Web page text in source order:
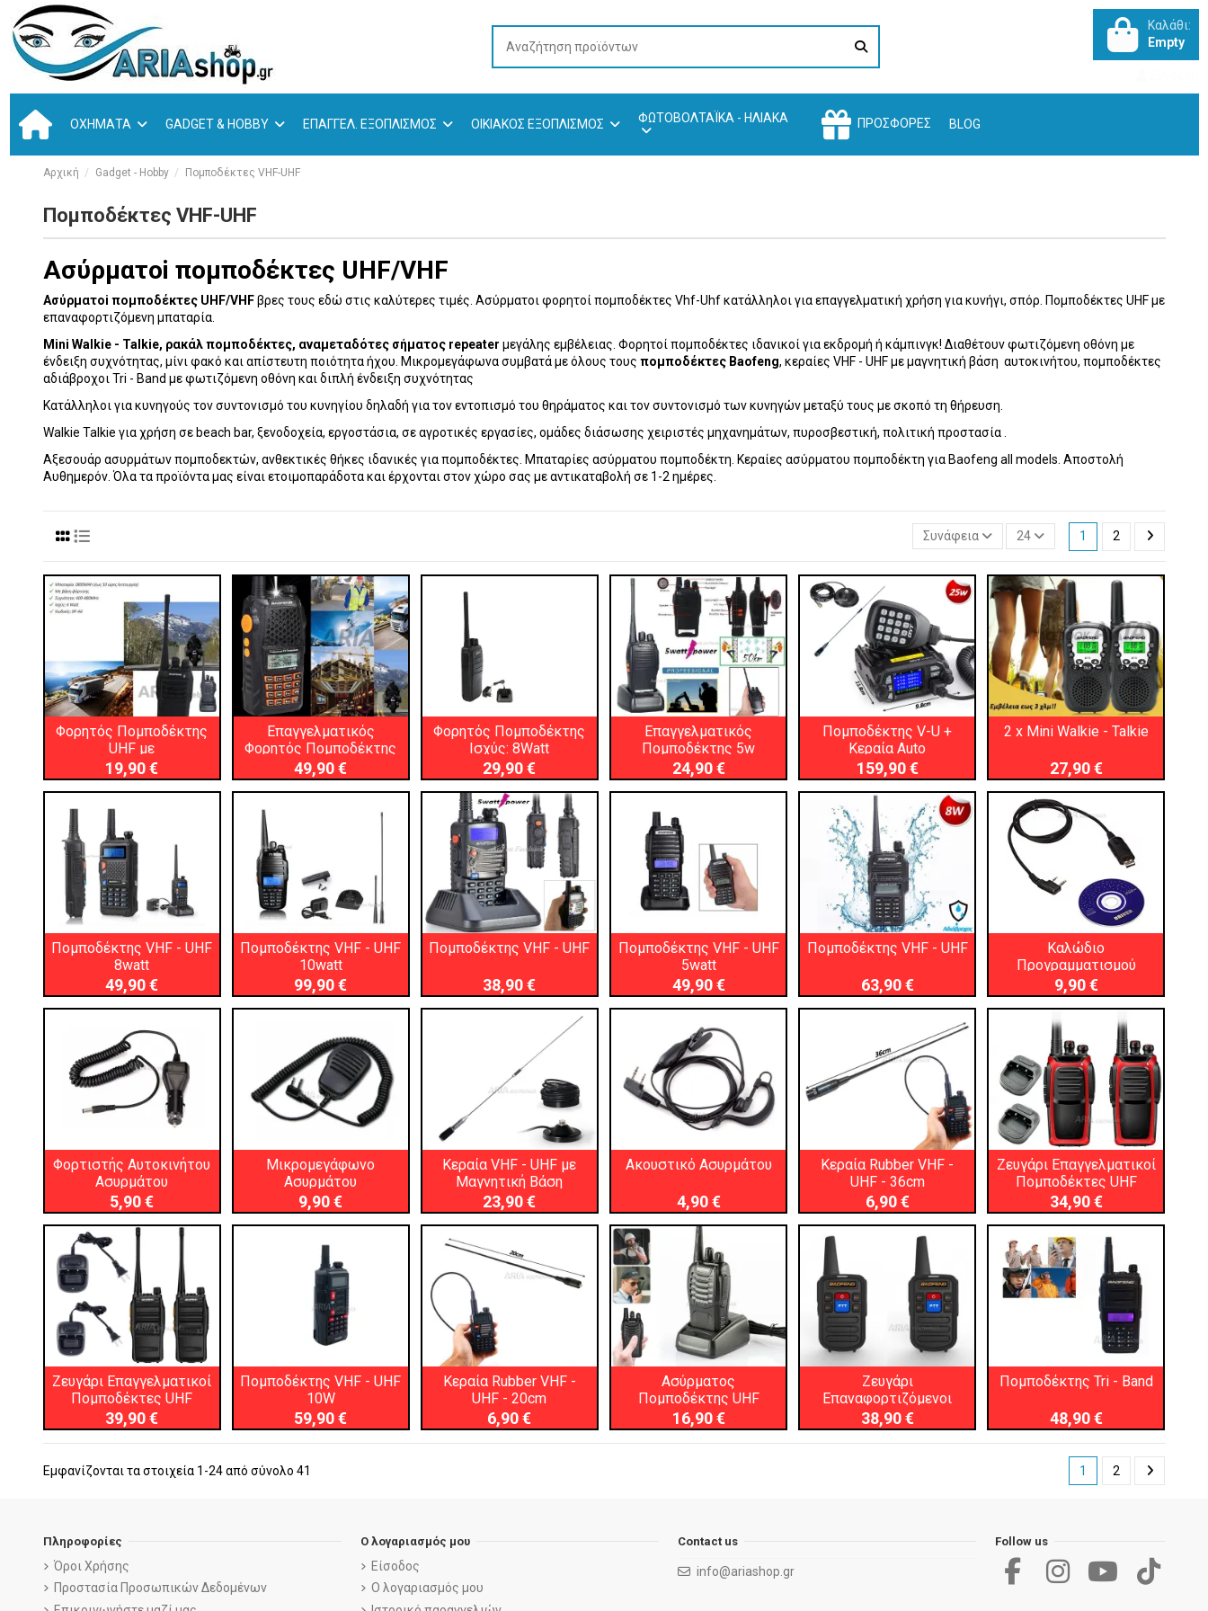
Καλάθι:
Empty
ΟΧΉΜΑΤΑ GADGET & HOBBY ΕΠΑΓΓΕΛ. ΕΞΟΠΛΙΣΜΌΣ ΟΙΚΙΑΚΌΣ ΕΞΟΠΛΙΣΜΌΣ ΦΩΤΟΒΟΛΤΑΪΚΆ - ΗΛΙΑΚΆ ΠΡΟΣΦΟΡΈΣ BLOG
Αρχική Gadget - Hobby Πομποδέκτες VHF-UHF
Πομποδέκτες VHF-UHF
Aσύρματoi πομποδέκτες UHF/VHF
Aσύρματoi πομποδέκτες UHF/VHFβρες τους εδώ στις καλύτερες τιμές. Ασύρματοι φορητοί πομποδέκτες Vhf-Uhf κατάλληλοι για επαγγελματική χρήση για κυνήγι, σπόρ. Πομποδέκτες UHF με
επαναφορτιζόμενη μπαταρία.
Mini Walkie - Talkie, ρακάλ πομποδέκτες, αναμεταδότες σήματος repeater μεγάλης εμβέλειας. Φορητοί πομποδέκτες ιδανικοί για εκδρομή ή κάμπινγκ! Διαθέτουν φωτιζόμενη οθόνη με
ένδειξη συχνότητας, μίνι φακό και απίστευτη ποιότητα ήχου. Μικρομεγάφωνα συμβατά με όλους τους πομποδέκτες Baofeng, κεραίες VHF - UHF με μαγνητική βάση αυτοκινήτου, πομποδέκτες
αδιάβροχοι Tri - Band με φωτιζόμενη οθόνη και διπλή ένδειξη συχνότητας
Κατάλληλοι για κυνηγούς τον συντονισμό του κυνηγίου δηλαδή για τον εντοπισμό του θηράματος και τον συντονισμό των κυνηγών μεταξύ τους με σκοπό τη θήρευση.
Walkie Talkie για χρήση σε beach bar, ξενοδοχεία, εργοστάσια, σε αγροτικές εργασίες, ομάδες διάσωσης χειριστές μηχανημάτων, πυροσβεστική, πολιτική προστασία .
Αξεσουάρ ασυρμάτων πομποδεκτών, ανθεκτικές θήκες ιδανικές για πομποδέκτες. Μπαταρίες ασύρματου πομποδέκτη. Κεραίες ασύρματου πομποδέκτη για Baofeng all models. Αποστολή
Αυθημερόν. Όλα τα προϊόντα μας είναι ετοιμοπαράδοτα και έρχονται στον χώρο σας με αντικαταβολή σε 1-2 ημέρες.
Συνάφεια 24 1 2
Φορητός Πομποδέκτης
UHF με
επαναφορτιζόμενη
μπαταρία
19,90 €
Επαγγελματικός
Φορητός Πομποδέκτης
49,90 €
Φορητός Πομποδέκτης
Ισχύς: 8Watt
29,90 €
Επαγγελματικός
Πομποδέκτης 5w
24,90 €
Πομποδέκτης V-U +
Κεραία Auto
159,90 €
2 x Mini Walkie - Talkie
27,90 €
Πομποδέκτης VHF - UHF
8watt
49,90 €
Πομποδέκτης VHF - UHF
10watt
99,90 €
Πομποδέκτης VHF - UHF
38,90 €
Πομποδέκτης VHF - UHF
5watt
49,90 €
Πομποδέκτης VHF - UHF
63,90 €
Καλώδιο
Προγραμματισμού
Ασυρμάτου
9,90 €
Φορτιστής Αυτοκινήτου
Ασυρμάτου
5,90 €
Μικρομεγάφωνο
Ασυρμάτου
9,90 €
Κεραία VHF - UHF με
Μαγνητική Βάση
23,90 €
Ακουστικό Ασυρμάτου
4,90 €
Κεραία Rubber VHF -
UHF - 36cm
6,90 €
Ζευγάρι Επαγγελματικοί
Πομποδέκτες UHF
34,90 €
Ζευγάρι Επαγγελματικοί
Πομποδέκτες UHF
39,90 €
Πομποδέκτης VHF - UHF
10W
59,90 €
Κεραία Rubber VHF -
UHF - 20cm
6,90 €
Ασύρματος
Πομποδέκτης UHF
16,90 €
Ζευγάρι
Επαναφορτιζόμενοι
Πομποδέκτες UHF
38,90 €
Πομποδέκτης Tri - Band
48,90 €
Εμφανίζονται τα στοιχεία 1-24 από σύνολο 41 1 2
Πληροφορίες
Όροι Χρήσης
Προστασία Προσωπικών Δεδομένων
Ο λογαριασμός μου
Είσοδος
Ο λογαριασμός μου
Contact us
info@ariashop.gr
Follow us